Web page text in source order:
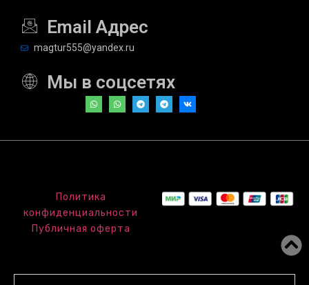
Email Адрес
magtur555@yandex.ru
Мы в соцсетях
Политика
конфиденциальности
Публичная оферта